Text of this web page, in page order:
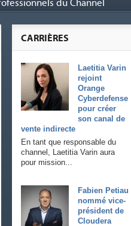
du Channel
CARRIÈRES
Laetitia Varin
rejoint
Orange
Cyberdefense
pour créer
son canal de
vente indirecte
En tant que responsable du
channel, Laetitia Varin aura
pour mission...
Fabien Petiau
nommé vice-
président de
Cloudera